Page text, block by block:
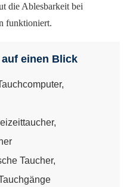
die Ablesbarkeit bei
funktioniert.
einen Blick
Taucher,